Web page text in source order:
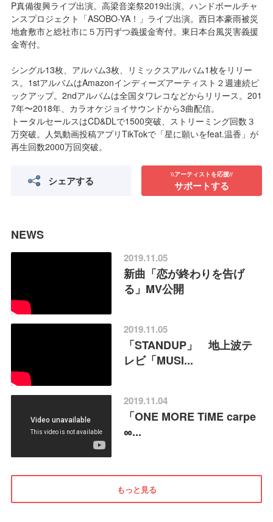
P真備復興ライブ出演。高梁音楽祭2019出演。ハンドボールチャ
ンスプロジェクト「ASOBO-YA！」ライブ出演。西日本豪雨被災
地倉敷市と総社市に５万円ずつ義援金寄付。東日本台風災害義援
金寄付。
シングル13枚、アルバム3枚、リミックスアルバム1枚をリリー
ス。1stアルバムはAmazonインディーズアーティスト２週連続ピ
ックアップ。2ndアルバムは全国タワレコなどからリリース。201
7年〜2018年、カラオケジョイサウンドから3曲配信。
トータルセールスはCD&DLで1500突破、ストリーミング回数３
万突破。人気動画投稿アプリTikTokで「星に願いをfeat.温香」が
再生回数2000万回突破。
シェアする \\アーティストを応援//
サポートする
NEWS
2019.11.05
新曲「恋が終わりを告げ
る」MV公開
2019.11.05
「STANDUP」 地上波テ
レビ「MUSI...
2019.11.04
「ONE MORE TiME carpe
∞...
もっと見る